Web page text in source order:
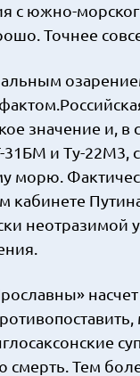
с южно-
Точнее
значение и,
и Ту-22М3,
морю.
кабинете
Тем